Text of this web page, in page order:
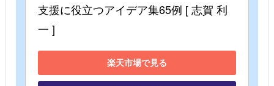
支援に役立つアイデア集65例 [ 志賀 利
一 ]
楽天市場で見る